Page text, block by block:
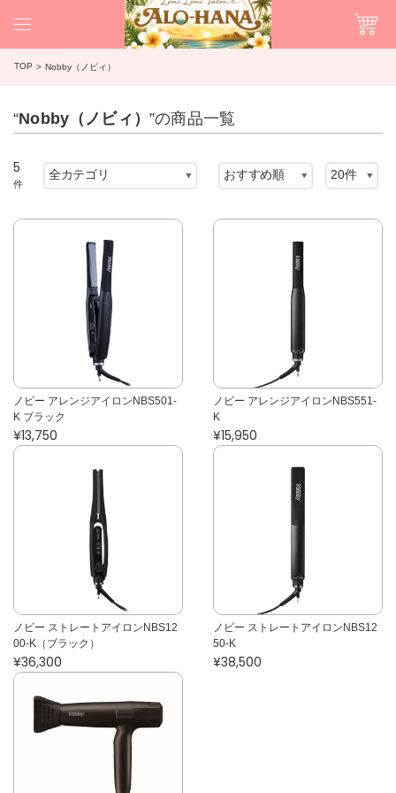
TOP Nobby（ノビィ）
“Nobby（ノビィ） ”の商品一覧
5
件
ノビー アレンジアイロンNBS501-
K ブラック
¥13,750
ノビー アレンジアイロンNBS551-
K
¥15,950
ノビー ストレートアイロンNBS12
00-K（ブラック）
¥36,300
ノビー ストレートアイロンNBS12
50-K
¥38,500